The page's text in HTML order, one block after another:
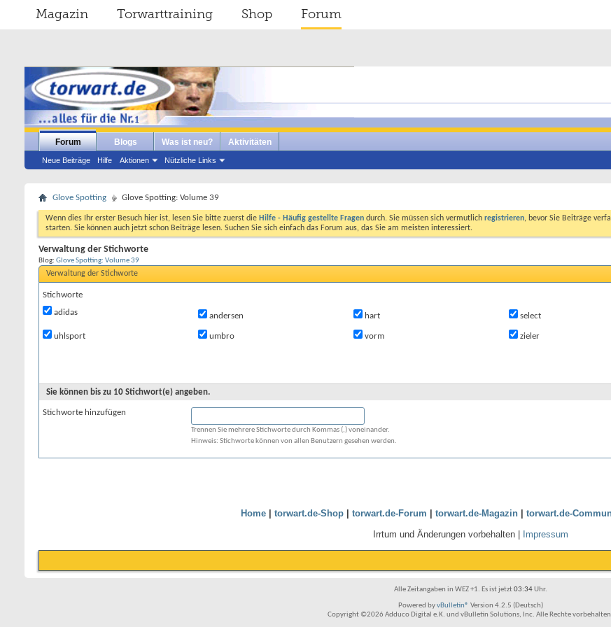
Magazin Torwarttraining Shop Forum
Forum
Neue Beiträge Hilfe Aktionen Nützliche Links
Blogs Was ist neu? Aktivitäten
Glove Spotting Glove Spotting: Volume 39
Wenn dies Ihr erster Besuch hier ist, lesen Sie bitte zuerst die Hilfe - Häufig gestellte Fragen durch. Sie müssen sich vermutlich registrieren, bevor Sie Beiträge
starten. Sie können auch jetzt schon Beiträge lesen. Suchen Sie sich einfach das Forum aus, das Sie am meisten interessiert.
Verwaltung der Stichworte
Blog: Glove Spotting: Volume 39
Verwaltung der Stichworte
Stichworte
adidas
andersen hart select
uhlsport umbro vorm zieler
Sie können bis zu 10 Stichwort(e) angeben.
Stichworte hinzufügen
Trennen Sie mehrere Stichworte durch Kommas (,) voneinander.
Hinweis: Stichworte können von allen Benutzern gesehen werden.
Home| torwart.de-Shop| torwart.de-Forum torwart.de-Magazin| torwart.de-
Irrtum und Änderungen vorbehalten |
Impressum
Alle Zeitangaben in WEZ +1. Es ist jetzt03:34Uhr.
Powered byvBulletin® Version 4.2.5 (Deutsch)
Copyright ©2026 Adduco Digital e.K. und vBulletin Solutions, Inc. Alle Rechte